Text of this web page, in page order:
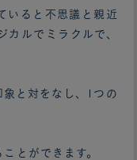
いると不思議と親近
カルでミラクルで、
と対をなし、1つの
とができます。